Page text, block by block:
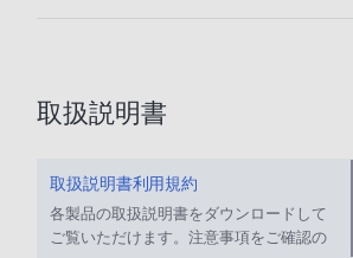
取扱説明書
取扱説明書利用規約
各製品の取扱説明書をダウンロードして
ご覧いただけます。注意事項をご確認の